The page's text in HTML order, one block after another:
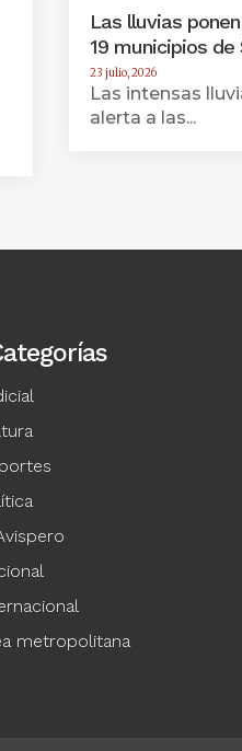
Las lluvias
19 municipios de
23 julio, 2026
Las intensas
alerta a las...
metropolitana